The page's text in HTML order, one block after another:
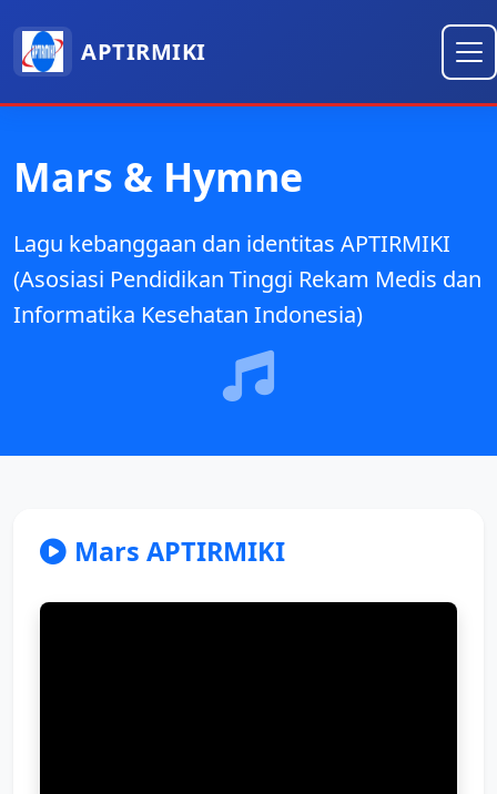
APTIRMIKI
Mars & Hymne
Lagu kebanggaan dan identitas APTIRMIKI
(Asosiasi Pendidikan Tinggi Rekam Medis dan
Informatika Kesehatan Indonesia)
Mars APTIRMIKI